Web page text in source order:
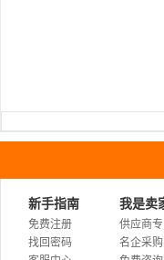
新手指南
免费注册
找回密码
我是卖
供应商专
名企采购